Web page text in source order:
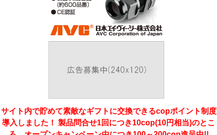
サイト内で貯めて素敵なギフトに交換できるcopポイント制度
導入しました！ 製品問合せ1回につき10cop(10円相当)のとこ